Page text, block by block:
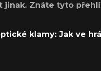
jinak. Znáte tyto
klamy: Jak ve